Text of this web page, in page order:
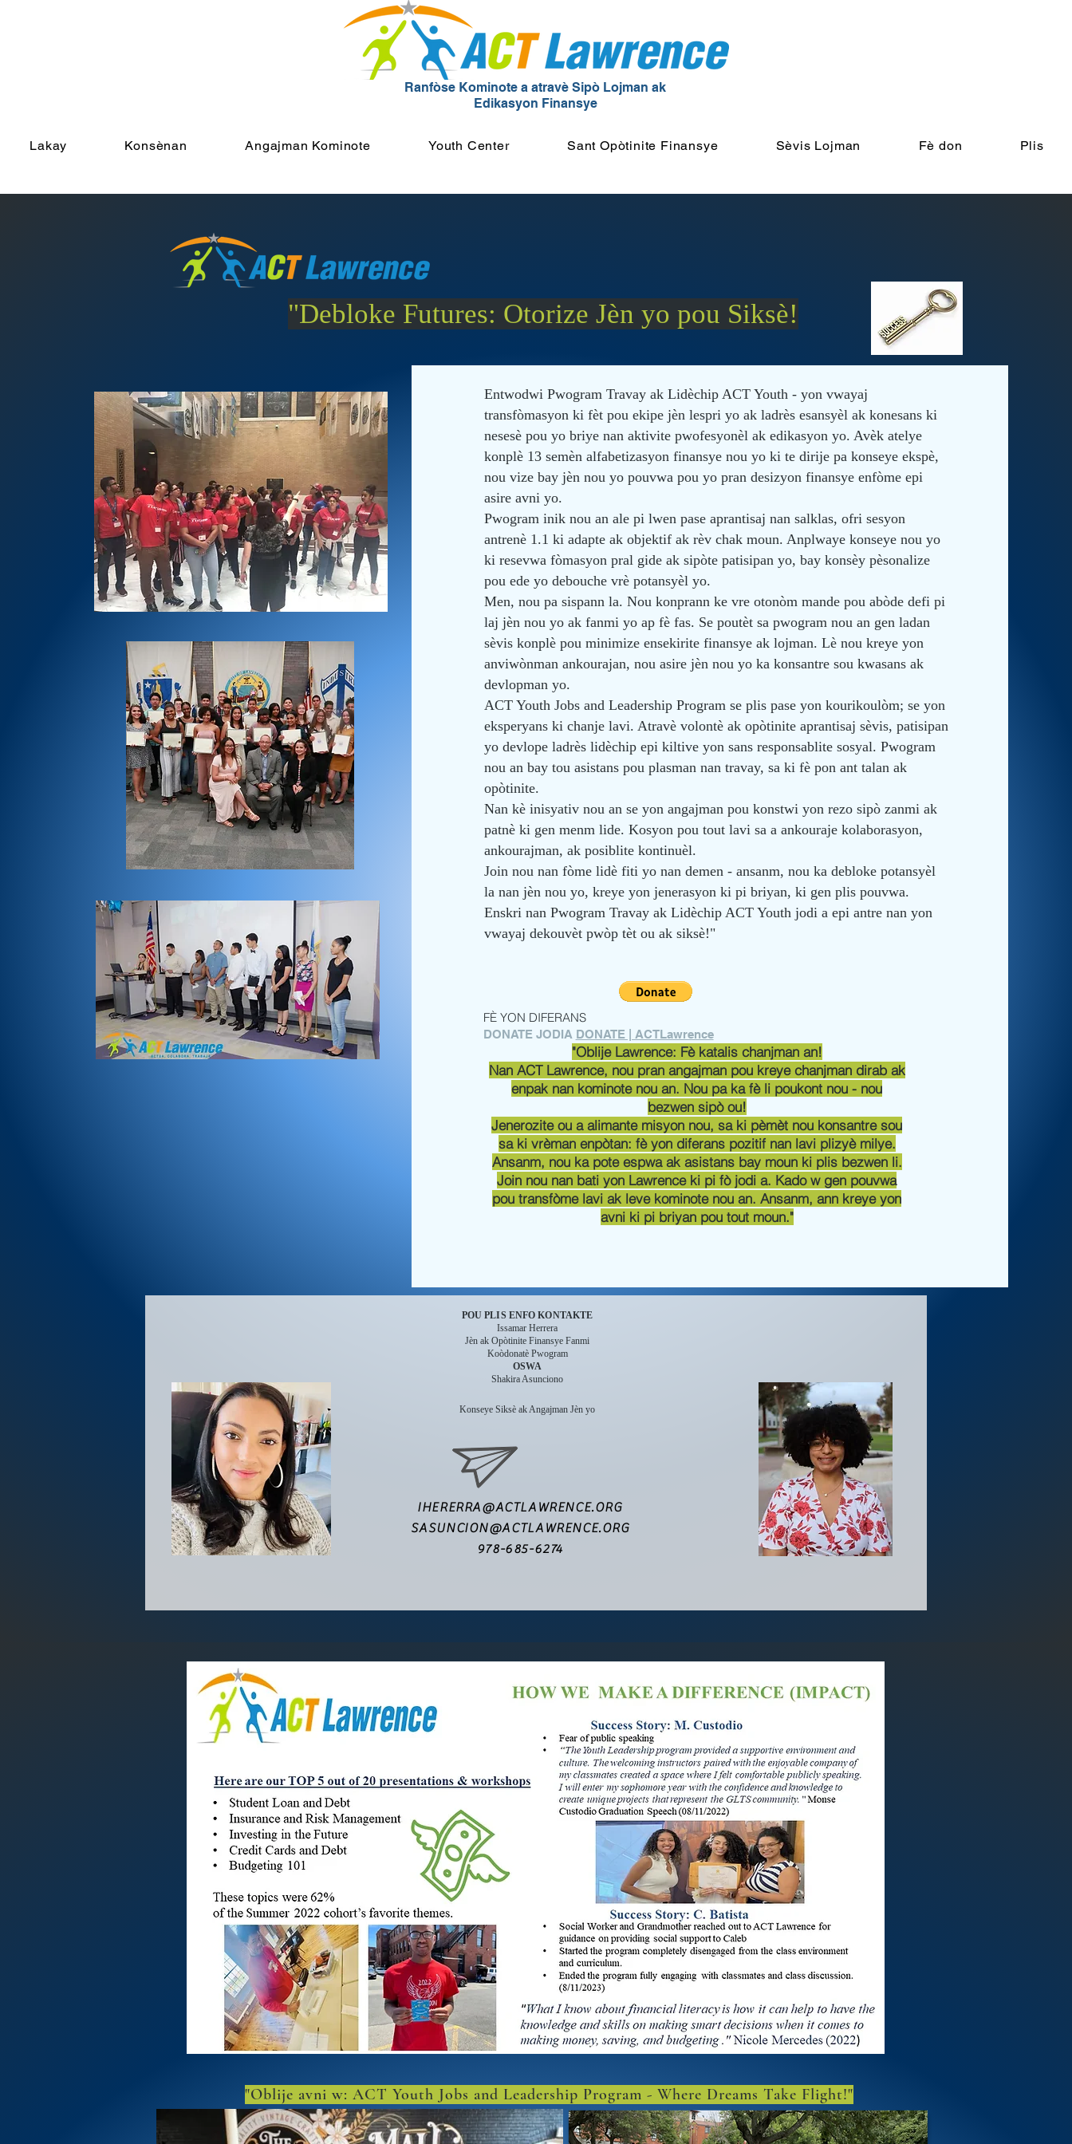
Ranfòse Kominote a atravè Sipò Lojman ak
Edikasyon Finansye
Lakay Konsènan Angajman Kominote Youth Center Sant Opòtinite Finansye Sèvis Lojman Fè don Plis
Entwodwi Pwogram Travay ak Lidèchip ACT Youth - yon vwayaj
transfòmasyon ki fèt pou ekipe jèn lespri yo ak ladrès esansyèl ak konesans ki
nesesè pou yo briye nan aktivite pwofesyonèl ak edikasyon yo. Avèk atelye
konplè 13 semèn alfabetizasyon finansye nou yo ki te dirije pa konseye ekspè,
nou vize bay jèn nou yo pouvwa pou yo pran desizyon finansye enfòme epi
asire avni yo.
Pwogram inik nou an ale pi lwen pase aprantisaj nan salklas, ofri sesyon
antrenè 1.1 ki adapte ak objektif ak rèv chak moun. Anplwaye konseye nou yo
ki resevwa fòmasyon pral gide ak sipòte patisipan yo, bay konsèy pèsonalize
pou ede yo debouche vrè potansyèl yo.
Men, nou pa sispann la. Nou konprann ke vre otonòm mande pou abòde defi pi
laj jèn nou yo ak fanmi yo ap fè fas. Se poutèt sa pwogram nou an gen ladan
sèvis konplè pou minimize ensekirite finansye ak lojman. Lè nou kreye yon
anviwònman ankourajan, nou asire jèn nou yo ka konsantre sou kwasans ak
devlopman yo.
ACT Youth Jobs and Leadership Program se plis pase yon kourikoulòm; se yon
eksperyans ki chanje lavi. Atravè volontè ak opòtinite aprantisaj sèvis, patisipan
yo devlope ladrès lidèchip epi kiltive yon sans responsablite sosyal. Pwogram
nou an bay tou asistans pou plasman nan travay, sa ki fè pon ant talan ak
opòtinite.
Nan kè inisyativ nou an se yon angajman pou konstwi yon rezo sipò zanmi ak
patnè ki gen menm lide. Kosyon pou tout lavi sa a ankouraje kolaborasyon,
ankourajman, ak posiblite kontinuèl.
Join nou nan fòme lidè fiti yo nan demen - ansanm, nou ka debloke potansyèl
la nan jèn nou yo, kreye yon jenerasyon ki pi briyan, ki gen plis pouvwa.
Enskri nan Pwogram Travay ak Lidèchip ACT Youth jodi a epi antre nan yon
vwayaj dekouvèt pwòp tèt ou ak siksè!"
FÈ YON DIFERANS
DONATE JODIA DONATE | ACTLawrence
"Oblije Lawrence: Fè katalis chanjman an!
Nan ACT Lawrence, nou pran angajman pou kreye chanjman dirab ak
enpak nan kominote nou an. Nou pa ka fè li poukont nou - nou
bezwen sipò ou!
Jenerozite ou a alimante misyon nou, sa ki pèmèt nou konsantre sou
sa ki vrèman enpòtan: fè yon diferans pozitif nan lavi plizyè milye.
Ansanm, nou ka pote espwa ak asistans bay moun ki plis bezwen li.
Join nou nan bati yon Lawrence ki pi fò jodi a. Kado w gen pouvwa
pou transfòme lavi ak leve kominote nou an. Ansanm, ann kreye yon
avni ki pi briyan pou tout moun."
"Debloke Futures: Otorize Jèn yo pou Siksè!
IHERERRA@ACTLAWRENCE.ORG
SASUNCION@ACTLAWRENCE.ORG
978-685-6274
POU PLIS ENFO KONTAKTE
Issamar Herrera
Jèn ak Opòtinite Finansye Fanmi
Koòdonatè Pwogram
OSWA
Shakira Asunciono
Konseye Siksè ak Angajman Jèn yo
"Oblije avni w: ACT Youth Jobs and Leadership Program - Where Dreams Take Flight!"